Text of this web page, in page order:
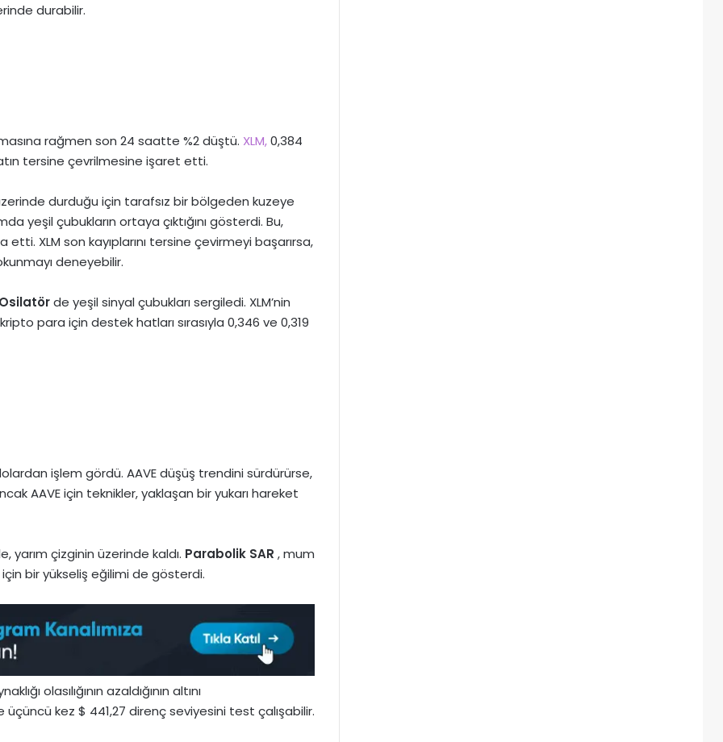
durabilir.
rağmen son 24 saatte %2 düştü. XLM,0,384
tersine çevrilmesine işaret etti.
durduğu için tarafsız bir bölgeden kuzeye
yeşil çubukların ortaya çıktığını gösterdi. Bu,
XLM son kayıplarını tersine çevirmeyi başarırsa,
deneyebilir.
de yeşil sinyal çubukları sergiledi. XLM’nin
para için destek hatları sırasıyla 0,346 ve 0,319
işlem gördü. AAVE düşüş trendini sürdürürse,
AAVE için teknikler, yaklaşan bir yukarı hareket
yarım çizginin üzerinde kaldı. Parabolik SAR , mum
için bir yükseliş eğilimi de gösterdi.
olasılığının azaldığının altını
üçüncü kez $ 441,27 direnç seviyesini test çalışabilir.